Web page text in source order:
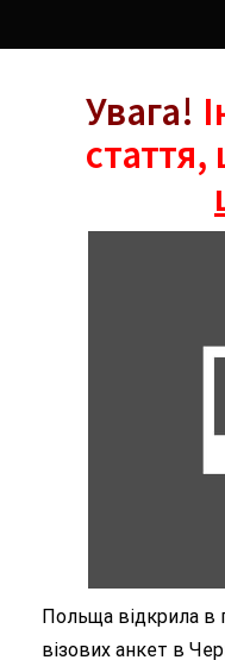
Увага!
стаття,
Польща відкрила в
візових анкет в